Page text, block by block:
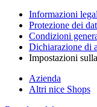
Informazioni
Protezione dei
Condizioni
Dichiarazione di
Impostazioni
Azienda
Altri nice Shops